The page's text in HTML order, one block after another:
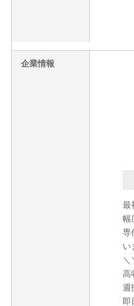
企業情報
最
幅
専
い
＼
高
週
即